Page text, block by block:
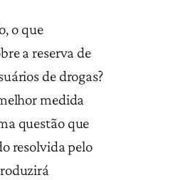
o que
a reserva de
de drogas?
medida
questão que
resolvida pelo